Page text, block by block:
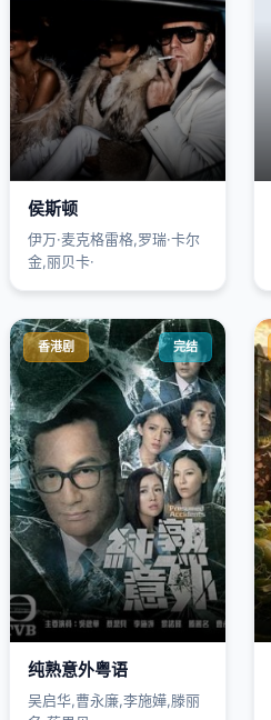
侯斯顿
伊万·麦克格雷格,罗瑞·卡尔
金,丽贝卡·
香港剧 完结
纯熟意外粤语
吴启华,曹永廉,李施嬅,滕丽